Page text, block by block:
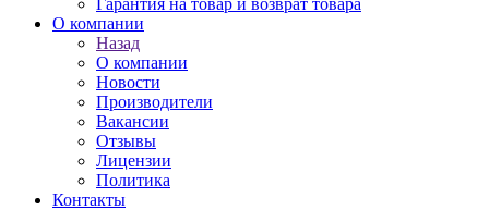
Гарантия на товар и возврат товара
О компании
Назад
О компании
Новости
Производители
Вакансии
Отзывы
Лицензии
Политика
Контакты